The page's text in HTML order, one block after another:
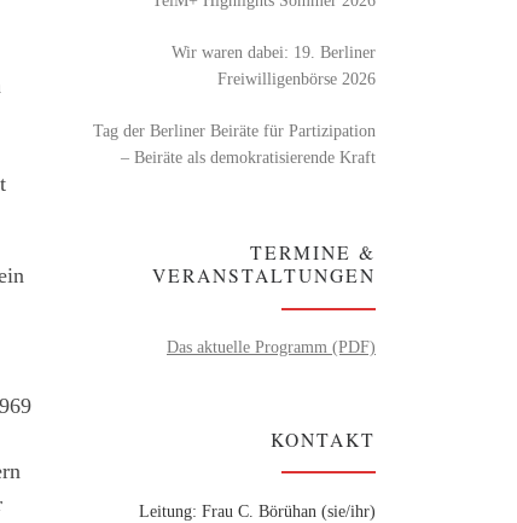
Wir waren dabei: 19. Berliner
Freiwilligenbörse 2026
Tag der Berliner Beiräte für Partizipation
– Beiräte als demokratisierende Kraft
TERMINE &
VERANSTALTUNGEN
Das aktuelle Programm (PDF)
KONTAKT
Leitung: Frau C. Börühan (sie/ihr)